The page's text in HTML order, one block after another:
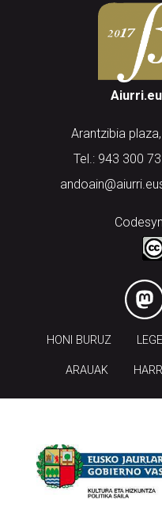
Arantzibia
Tel.: 943 300
HONI BURUZ
ARAUAK